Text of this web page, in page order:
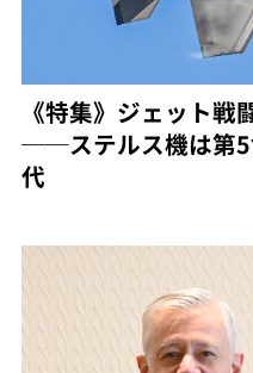
《特集》ジェット戦
──ステルス機は第5
代